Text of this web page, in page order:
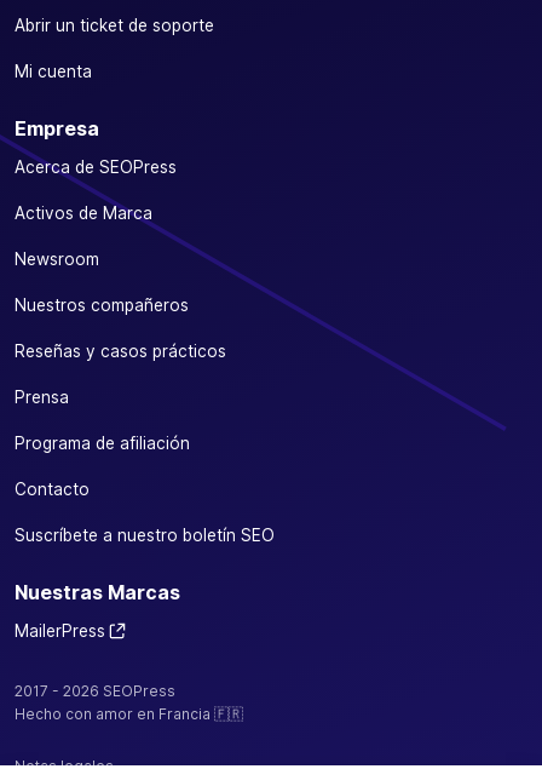
Abrir un ticket de soporte
Mi cuenta
Empresa
Acerca de SEOPress
Activos de Marca
Newsroom
Nuestros compañeros
Reseñas y casos prácticos
Prensa
Programa de afiliación
Contacto
Suscríbete a nuestro boletín SEO
Nuestras Marcas
MailerPress
2017 - 2026 SEOPress
Hecho con amor en Francia 🇫🇷